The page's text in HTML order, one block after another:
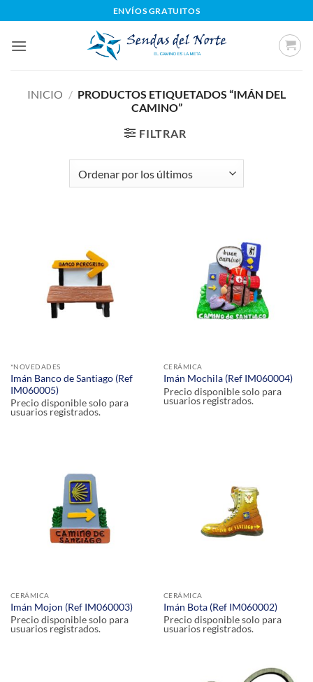
al
contenido
ENVÍOS GRATUITOS
INICIO / PRODUCTOS ETIQUETADOS “IMÁN DEL
CAMINO”
FILTRAR
*NOVEDADES
Imán Banco de Santiago (Ref
IM060005)
Precio disponible solo para
usuarios registrados.
CERÁMICA
Imán Mochila (Ref IM060004)
Precio disponible solo para
usuarios registrados.
CERÁMICA
Imán Mojon (Ref IM060003)
Precio disponible solo para
usuarios registrados.
CERÁMICA
Imán Bota (Ref IM060002)
Precio disponible solo para
usuarios registrados.